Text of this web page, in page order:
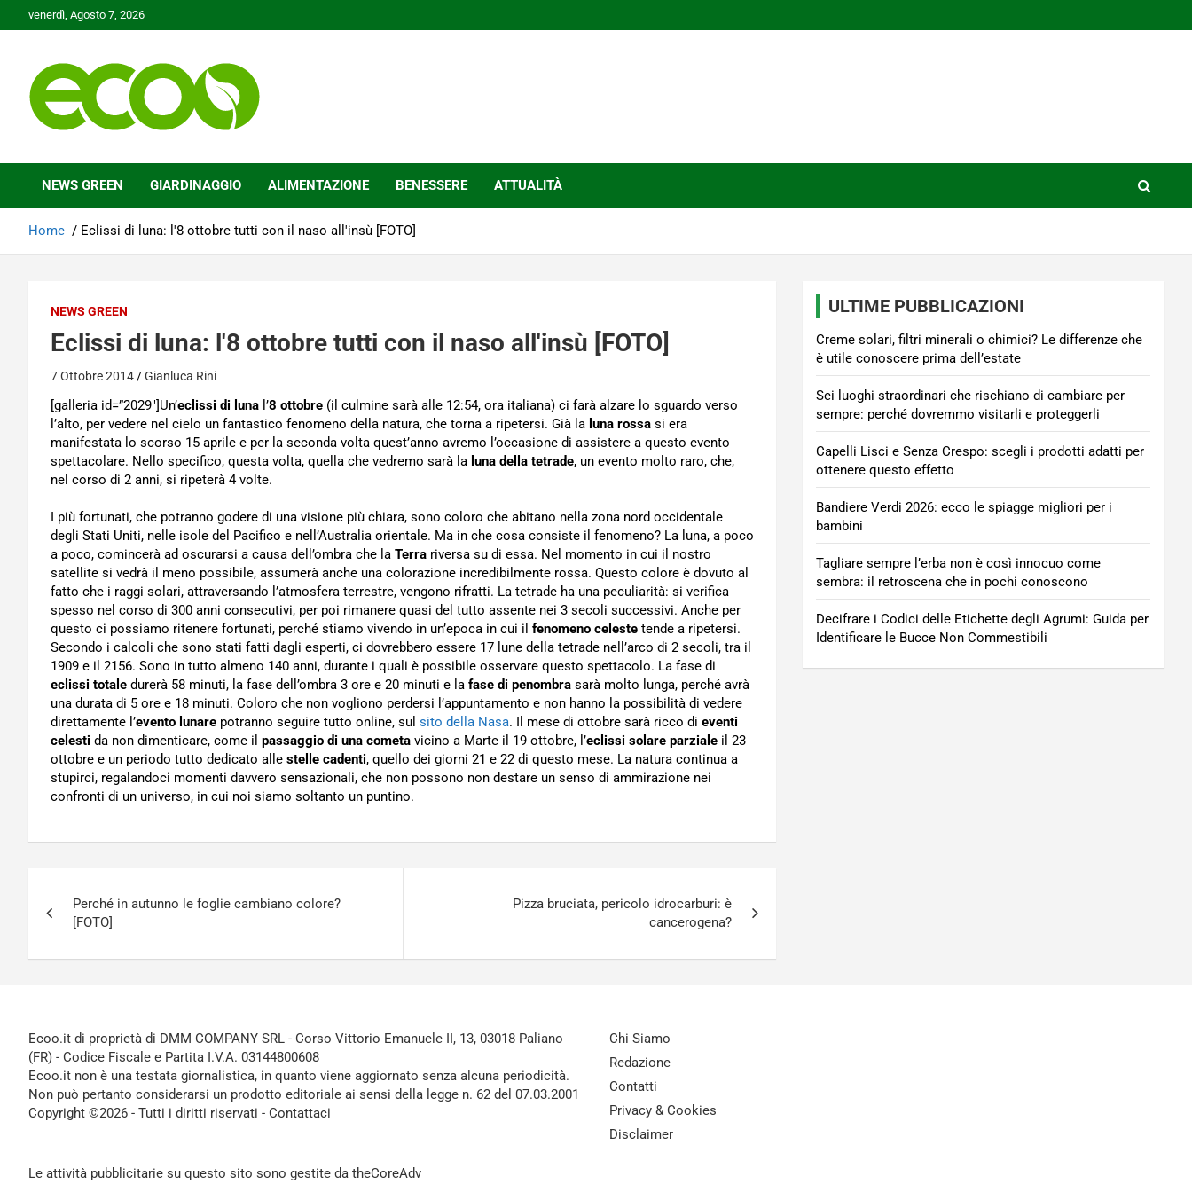
to
venerdì, Agosto 7, 2026
Ecoo.it
NEWS GREEN GIARDINAGGIO ALIMENTAZIONE BENESSERE ATTUALITÀ
Home Eclissi di luna: l'8 ottobre tutti con il naso all'insù [FOTO]
NEWS GREEN
Eclissi di luna: l'8 ottobre tutti con il naso all'insù [FOTO]
7 Ottobre 2014 Gianluca Rini
[galleria id=”2029″]Un’eclissi di luna l’8 ottobre (il culmine sarà alle 12:54, ora italiana) ci farà alzare lo sguardo verso
l’alto, per vedere nel cielo un fantastico fenomeno della natura, che torna a ripetersi. Già la luna rossa si era
manifestata lo scorso 15 aprile e per la seconda volta quest’anno avremo l’occasione di assistere a questo evento
spettacolare. Nello specifico, questa volta, quella che vedremo sarà la luna della tetrade, un evento molto raro, che,
nel corso di 2 anni, si ripeterà 4 volte.
I più fortunati, che potranno godere di una visione più chiara, sono coloro che abitano nella zona nord occidentale
degli Stati Uniti, nelle isole del Pacifico e nell’Australia orientale. Ma in che cosa consiste il fenomeno? La luna, a poco
a poco, comincerà ad oscurarsi a causa dell’ombra che la Terra riversa su di essa. Nel momento in cui il nostro
satellite si vedrà il meno possibile, assumerà anche una colorazione incredibilmente rossa. Questo colore è dovuto al
fatto che i raggi solari, attraversando l’atmosfera terrestre, vengono rifratti. La tetrade ha una peculiarità: si verifica
spesso nel corso di 300 anni consecutivi, per poi rimanere quasi del tutto assente nei 3 secoli successivi. Anche per
questo ci possiamo ritenere fortunati, perché stiamo vivendo in un’epoca in cui il fenomeno celeste tende a ripetersi.
Secondo i calcoli che sono stati fatti dagli esperti, ci dovrebbero essere 17 lune della tetrade nell’arco di 2 secoli, tra il
1909 e il 2156. Sono in tutto almeno 140 anni, durante i quali è possibile osservare questo spettacolo. La fase di
eclissi totale durerà 58 minuti, la fase dell’ombra 3 ore e 20 minuti e la fase di penombra sarà molto lunga, perché avrà
una durata di 5 ore e 18 minuti. Coloro che non vogliono perdersi l’appuntamento e non hanno la possibilità di vedere
direttamente l’evento lunare potranno seguire tutto online, sul sito della Nasa. Il mese di ottobre sarà ricco di eventi
celesti da non dimenticare, come il passaggio di una cometa vicino a Marte il 19 ottobre, l’eclissi solare parziale il 23
ottobre e un periodo tutto dedicato alle stelle cadenti, quello dei giorni 21 e 22 di questo mese. La natura continua a
stupirci, regalandoci momenti davvero sensazionali, che non possono non destare un senso di ammirazione nei
confronti di un universo, in cui noi siamo soltanto un puntino.
articoli
Perché in autunno le foglie cambiano colore?
[FOTO]
Pizza bruciata, pericolo idrocarburi: è
cancerogena?
ULTIME PUBBLICAZIONI
Creme solari, filtri minerali o chimici? Le differenze che
è utile conoscere prima dell’estate
Sei luoghi straordinari che rischiano di cambiare per
sempre: perché dovremmo visitarli e proteggerli
Capelli Lisci e Senza Crespo: scegli i prodotti adatti per
ottenere questo effetto
Bandiere Verdi 2026: ecco le spiagge migliori per i
bambini
Tagliare sempre l’erba non è così innocuo come
sembra: il retroscena che in pochi conoscono
Decifrare i Codici delle Etichette degli Agrumi: Guida per
Identificare le Bucce Non Commestibili
Ecoo.it di proprietà di DMM COMPANY SRL - Corso Vittorio Emanuele II, 13, 03018 Paliano
(FR) - Codice Fiscale e Partita I.V.A. 03144800608
Ecoo.it non è una testata giornalistica, in quanto viene aggiornato senza alcuna periodicità.
Non può pertanto considerarsi un prodotto editoriale ai sensi della legge n. 62 del 07.03.2001
Copyright ©2026 - Tutti i diritti riservati - Contattaci
Le attività pubblicitarie su questo sito sono gestite da theCoreAdv
Chi Siamo
Redazione
Contatti
Privacy & Cookies
Disclaimer